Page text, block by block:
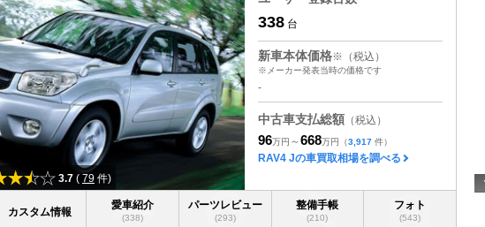
3.7 ( 79 件)
338 台
新車本体価格※（税込）
※メーカー発表当時の価格です
-
中古車支払総額 （税込）
96万円 ～668万円 （3,917 件）
RAV4 Jの車買取相場を調べる
カスタム情報
愛車紹介
(338)
パーツレビュー
(293)
整備手帳
(210)
フォト
(543)